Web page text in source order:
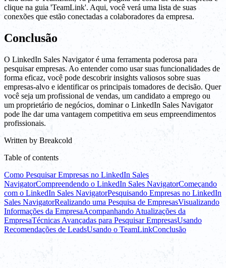
clique na guia 'TeamLink'. Aqui, você verá uma lista de suas
conexões que estão conectadas a colaboradores da empresa.
Conclusão
O LinkedIn Sales Navigator é uma ferramenta poderosa para
pesquisar empresas. Ao entender como usar suas funcionalidades de
forma eficaz, você pode descobrir insights valiosos sobre suas
empresas-alvo e identificar os principais tomadores de decisão. Quer
você seja um profissional de vendas, um candidato a emprego ou
um proprietário de negócios, dominar o LinkedIn Sales Navigator
pode lhe dar uma vantagem competitiva em seus empreendimentos
profissionais.
Written by Breakcold
Table of contents
Como Pesquisar Empresas no LinkedIn Sales
NavigatorCompreendendo o LinkedIn Sales NavigatorComeçando
com o LinkedIn Sales NavigatorPesquisando Empresas no LinkedIn
Sales NavigatorRealizando uma Pesquisa de EmpresasVisualizando
Informações da EmpresaAcompanhando Atualizações da
EmpresaTécnicas Avançadas para Pesquisar EmpresasUsando
Recomendações de LeadsUsando o TeamLinkConclusão